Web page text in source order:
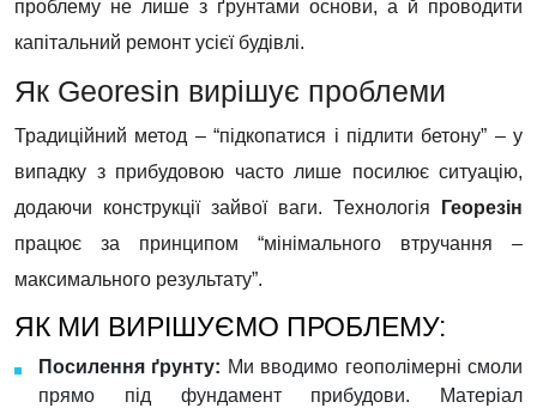
проблему не лише з ґрунтами основи, а й проводити
капітальний ремонт усієї будівлі.
Як Georesin вирішує проблеми
Традиційний метод – “підкопатися і підлити бетону” – у
випадку з прибудовою часто лише посилює ситуацію,
додаючи конструкції зайвої ваги. Технологія
Георезін
працює за принципом “мінімального втручання –
максимального результату”.
ЯК МИ ВИРІШУЄМО ПРОБЛЕМУ:
Посилення ґрунту: Ми вводимо геополімерні смоли
прямо під фундамент прибудови. Матеріал